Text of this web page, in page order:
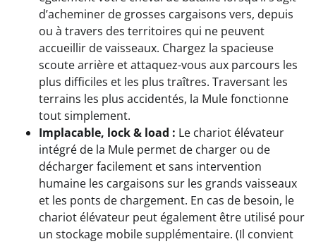
d’acheminer de grosses cargaisons vers, depuis
ou à travers des territoires qui ne peuvent
accueillir de vaisseaux. Chargez la spacieuse
scoute arrière et attaquez-vous aux parcours les
plus difficiles et les plus traîtres. Traversant les
terrains les plus accidentés, la Mule fonctionne
tout simplement.
Implacable, lock & load : Le chariot élévateur
intégré de la Mule permet de charger ou de
décharger facilement et sans intervention
humaine les cargaisons sur les grands vaisseaux
et les ponts de chargement. En cas de besoin, le
chariot élévateur peut également être utilisé pour
un stockage mobile supplémentaire. (Il convient